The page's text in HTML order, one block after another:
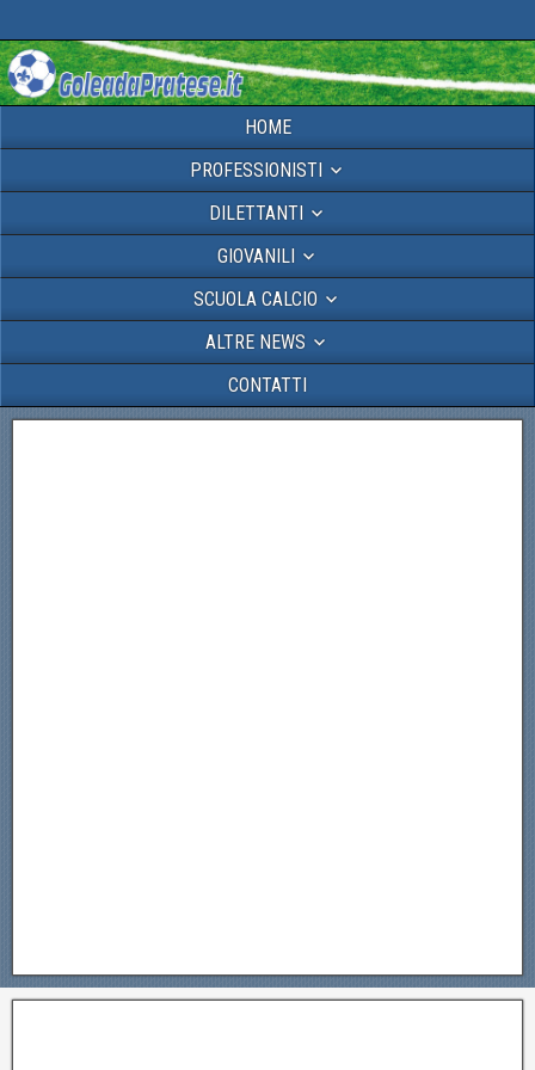
HOME
PROFESSIONISTI
DILETTANTI
GIOVANILI
SCUOLA CALCIO
ALTRE NEWS
CONTATTI